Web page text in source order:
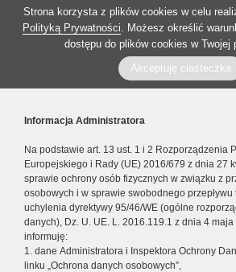
Strona korzysta z plików cookies w celu
Polityką Prywatności. Możesz określić
dostępu do plików cookies w Twojej
Akceptuję ciasteczka
Informacja Administratora
Na podstawie art. 13 ust. 1 i 2 Rozporządzenia
Europejskiego i Rady (UE) 2016/679 z dnia 27
sprawie ochrony osób fizycznych w związku z
osobowych i w sprawie swobodnego
uchylenia dyrektywy 95/46/WE (ogólne
danych), Dz. U. UE. L. 2016.119.1 z dnia 4
informuję:
1. dane Administratora i Inspektora Ochrony
linku „Ochrona danych osobowych”,